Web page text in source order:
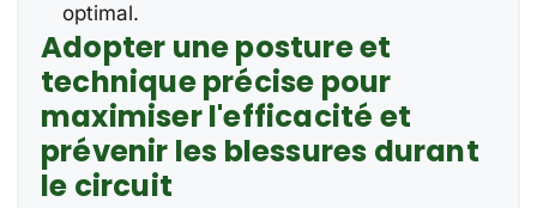
optimal.
Adopter une posture et
technique précise pour
maximiser l'efficacité et
prévenir les blessures durant
le circuit